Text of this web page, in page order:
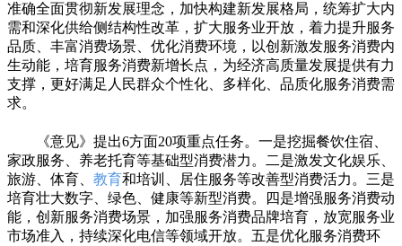
准确全面贯彻新发展理念，加快构建新发展格局，统筹扩大内
需和深化供给侧结构性改革，扩大服务业开放，着力提升服务
品质、丰富消费场景、优化消费环境，以创新激发服务消费内
生动能，培育服务消费新增长点，为经济高质量发展提供有力
支撑，更好满足人民群众个性化、多样化、品质化服务消费需
求。
《意见》提出6方面20项重点任务。一是挖掘餐饮住宿、
家政服务、养老托育等基础型消费潜力。二是激发文化娱乐、
旅游、体育、 教育和培训、居住服务等改善型消费活力。三是
培育壮大数字、绿色、健康等新型消费。四是增强服务消费动
能，创新服务消费场景，加强服务消费品牌培育，放宽服务业
市场准入，持续深化电信等领域开放。五是优化服务消费环